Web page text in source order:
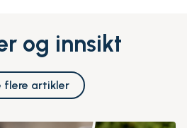
og innsikt
flere artikler